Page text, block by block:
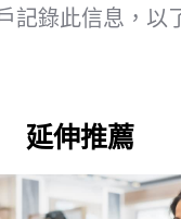
記錄此信息，以
延伸推薦